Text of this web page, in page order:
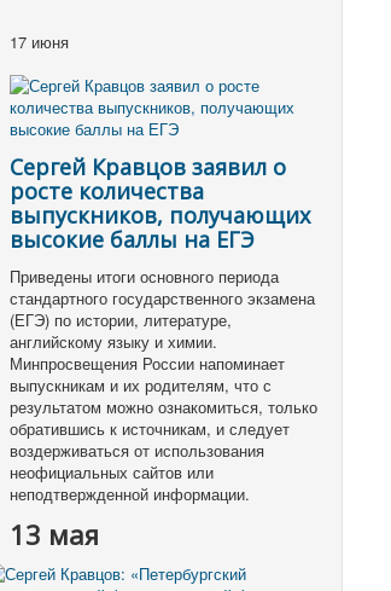
17 июня
Сергей Кравцов заявил о
росте количества
выпускников, получающих
высокие баллы на ЕГЭ
Приведены итоги основного периода
стандартного государственного экзамена
(ЕГЭ) по истории, литературе,
английскому языку и химии.
Минпросвещения России напоминает
выпускникам и их родителям, что с
результатом можно ознакомиться, только
обратившись к источникам, и следует
воздерживаться от использования
неофициальных сайтов или
неподтвержденной информации.
13 мая